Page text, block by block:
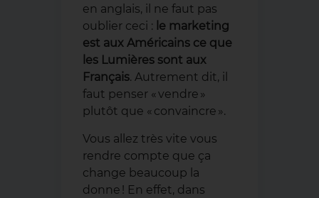
en anglais, il ne faut pas
oublier ceci : le marketing
est aux Américains ce que
les Lumières sont aux
Français. Autrement dit, il
faut penser « vendre »
plutôt que « convaincre ».
Vous allez très vite vous
rendre compte que ça
change beaucoup la
donne ! En effet, dans